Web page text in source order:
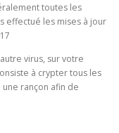
toutes les
effectué les mises à jour
virus, sur votre
à crypter tous les
rançon afin de